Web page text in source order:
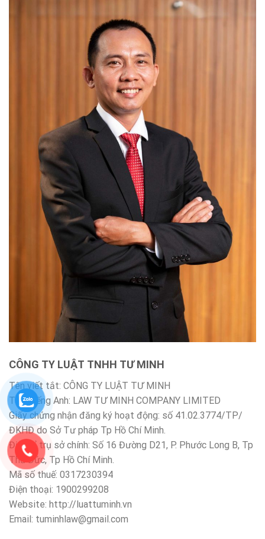
CÔNG TY LUẬT TNHH TƯ MINH
Tên viết tắt: CÔNG TY LUẬT TƯ MINH
Tên Tiếng Anh: LAW TƯ MINH COMPANY LIMITED
Giấy chứng nhận đăng ký hoạt động: số 41.02.3774/TP/
ĐKHĐ do Sở Tư pháp Tp Hồ Chí Minh.
Địa chỉ trụ sở chính: Số 16 Đường D21, P. Phước Long B, Tp
Thủ Đức, Tp Hồ Chí Minh.
Mã số thuế: 0317230394
Điện thoại: 1900299208
Website: http://luattuminh.vn
Email: tuminhlaw@gmail.com